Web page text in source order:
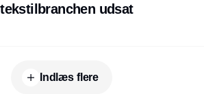
udsat
Indlæs flere